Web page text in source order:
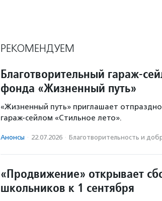
РЕКОМЕНДУЕМ
Благотворительный гараж-
фонда «Жизненный путь»
«Жизненный путь» приглашает
гараж-сейлом «Стильное лето».
Анонсы · 22.07.2026 · Благотвори­тель­ность и
«Продвижение» открывает
школьников к 1 сентября